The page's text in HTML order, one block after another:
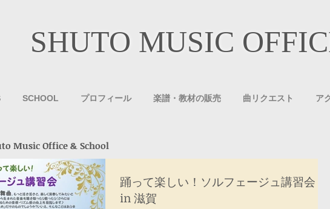
SHUTO MUSIC
SCHOOL プロフィール 楽譜・教材の販売 曲リクエスト ア
Music Office & School
踊って楽しい！ソルフェージュ講習会
in 滋賀